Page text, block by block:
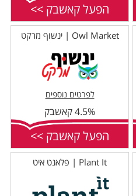
הפעל קאשבק >>
Owl Market | ינשוף מרקט
לפרטים נוספים
4.5% קאשבק
הפעל קאשבק >>
Plant It | פלאנט איט